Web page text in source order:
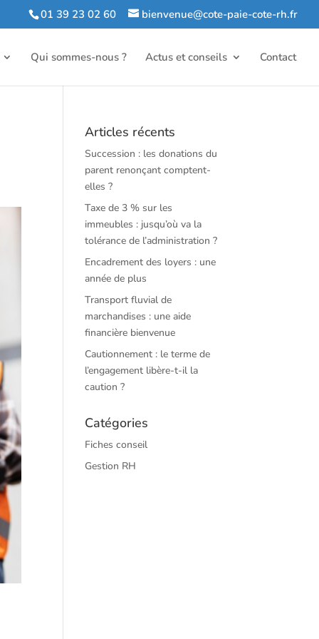
01 39 23 02 60 bienvenue@cote-paie-cote-rh.fr
Qui sommes-nous ? Actus et conseils Contact
Articles récents
Succession : les donations du
parent renonçant comptent-
elles ?
Taxe de 3 % sur les
immeubles : jusqu’où va la
tolérance de l’administration ?
Encadrement des loyers : une
année de plus
Transport fluvial de
marchandises : une aide
financière bienvenue
Cautionnement : le terme de
l’engagement libère-t-il la
caution ?
Catégories
Fiches conseil
Gestion RH